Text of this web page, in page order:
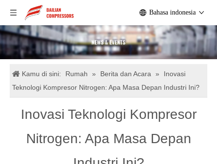
Bahasa indonesia
Kamu di sini: Rumah » Berita dan Acara »
Inovasi
Teknologi Kompresor Nitrogen: Apa Masa Depan Industri Ini?
Inovasi Teknologi Kompresor
Nitrogen: Apa Masa Depan